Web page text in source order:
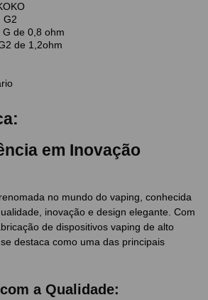
G2
G de 0,8 ohm
de 1,2ohm
em Inovação
no mundo do vaping, conhecida
inovação e design elegante. Com
de dispositivos vaping de alto
destaca como uma das principais
a Qualidade: